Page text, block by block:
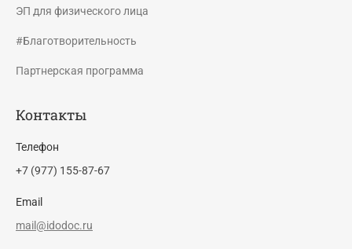
ЭП для физического лица
#Благотворительность
Партнерская программа
Контакты
Телефон
+7 (977) 155-87-67
Email
mail@idodoc.ru